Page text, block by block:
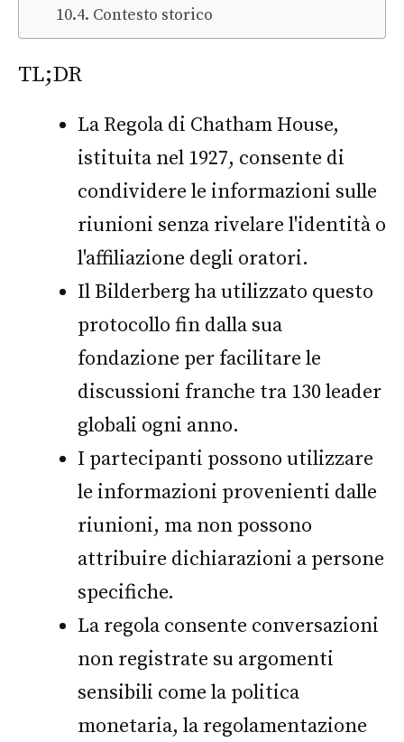
Contesto storico
TL;DR
La Regola di Chatham House,
istituita nel 1927, consente di
condividere le informazioni sulle
riunioni senza rivelare l'identità o
l'affiliazione degli oratori.
Il Bilderberg ha utilizzato questo
protocollo fin dalla sua
fondazione per facilitare le
discussioni franche tra 130 leader
globali ogni anno.
I partecipanti possono utilizzare
le informazioni provenienti dalle
riunioni, ma non possono
attribuire dichiarazioni a persone
specifiche.
La regola consente conversazioni
non registrate su argomenti
sensibili come la politica
monetaria, la regolamentazione